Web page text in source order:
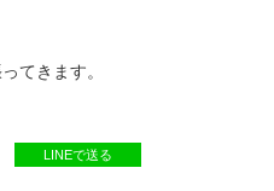
てきます。
LINEで送る